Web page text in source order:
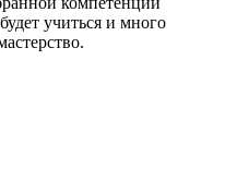
учиться и много